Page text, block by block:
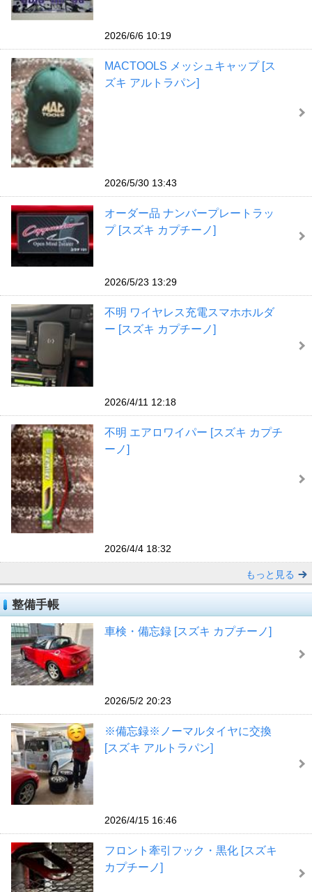
2026/6/6 10:19
MACTOOLS メッシュキャップ [ス
ズキ アルトラパン]
2026/5/30 13:43
オーダー品 ナンバープレートラッ
プ [スズキ カプチーノ]
2026/5/23 13:29
不明 ワイヤレス充電スマホホルダ
ー [スズキ カプチーノ]
2026/4/11 12:18
不明 エアロワイパー [スズキ カプチ
ーノ]
2026/4/4 18:32
もっと見る
整備手帳
車検・備忘録 [スズキ カプチーノ]
2026/5/2 20:23
※備忘録※ノーマルタイヤに交換
[スズキ アルトラパン]
2026/4/15 16:46
フロント牽引フック・黒化 [スズキ
カプチーノ]